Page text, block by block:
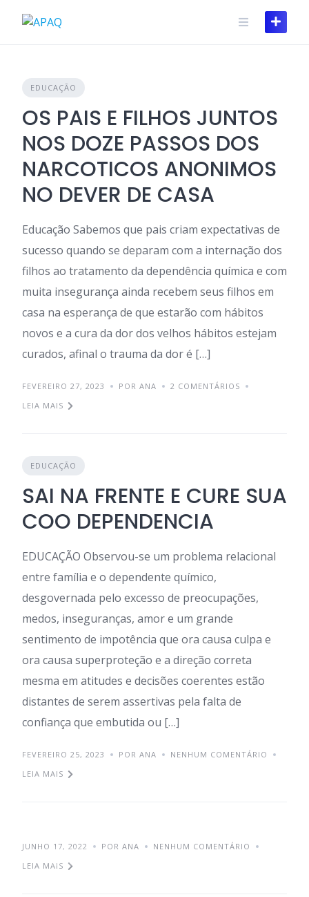
EDUCAÇÃO
OS PAIS E FILHOS JUNTOS
NOS DOZE PASSOS DOS
NARCOTICOS ANONIMOS
NO DEVER DE CASA
Educação Sabemos que pais criam expectativas de
sucesso quando se deparam com a internação dos
filhos ao tratamento da dependência química e com
muita insegurança ainda recebem seus filhos em
casa na esperança de que estarão com hábitos
novos e a cura da dor dos velhos hábitos estejam
curados, afinal o trauma da dor é […]
FEVEREIRO 27, 2023 POR ANA
2 COMENTÁRIOS
LEIA MAIS
EDUCAÇÃO
SAI NA FRENTE E CURE SUA
COO DEPENDENCIA
EDUCAÇÃO Observou-se um problema relacional
entre família e o dependente químico,
desgovernada pelo excesso de preocupações,
medos, inseguranças, amor e um grande
sentimento de impotência que ora causa culpa e
ora causa superproteção e a direção correta
mesma em atitudes e decisões coerentes estão
distantes de serem assertivas pela falta de
confiança que embutida ou […]
FEVEREIRO 25, 2023 POR ANA
NENHUM COMENTÁRIO
LEIA MAIS
JUNHO 17, 2022 POR ANA
NENHUM COMENTÁRIO
LEIA MAIS